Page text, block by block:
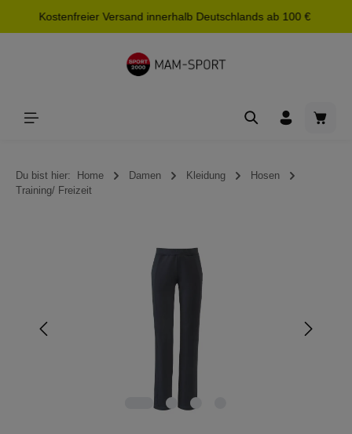
springen
Kostenfreier Versand innerhalb Deutschlands ab 100 €
Du bist hier: Home Damen Kleidung
Hosen
Training/ Freizeit
Bildergalerie überspringen